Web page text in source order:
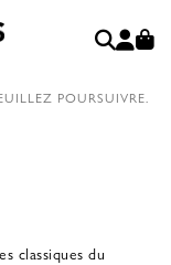
POURSUIVRE.
classiques du